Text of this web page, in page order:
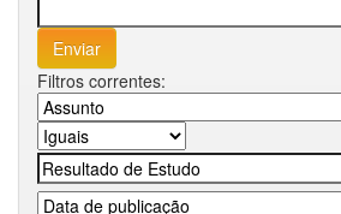
Filtros correntes: